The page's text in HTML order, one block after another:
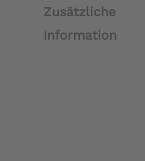
Zusätzliche
Information